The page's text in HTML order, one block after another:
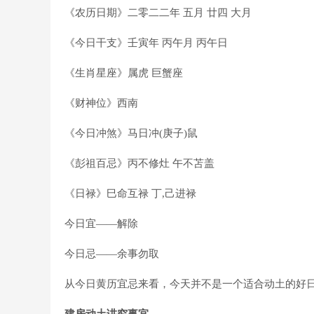
《农历日期》二零二二年 五月 廿四 大月
《今日干支》壬寅年 丙午月 丙午日
《生肖星座》属虎 巨蟹座
《财神位》西南
《今日冲煞》马日冲(庚子)鼠
《彭祖百忌》丙不修灶 午不苫盖
《日禄》巳命互禄 丁,己进禄
今日宜——解除
今日忌——余事勿取
从今日黄历宜忌来看，今天并不是一个适合动土的好